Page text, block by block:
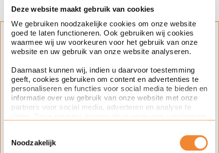
Deze website maakt gebruik van cookies
We gebruiken noodzakelijke cookies om onze website
goed te laten functioneren. Ook gebruiken wij cookies
waarmee wij uw voorkeuren voor het gebruik van onze
website en uw gebruik van onze website analyseren.
Daarnaast kunnen wij, indien u daarvoor toestemming
geeft, cookies gebruiken om content en advertenties te
personaliseren en functies voor social media te bieden en
informatie over uw gebruik van onze website met onze
partners voor social media, adverteren en analyse te
ze hebben verzameld op basis van uw gebruik van hun
services. Met de schuifknoppen in deze cookiebanner
Noodzakelijk
Blijf op de hoogte
updates over dit onderwerp.
Expertise(s)
ondernemingsrecht fusies en overnames